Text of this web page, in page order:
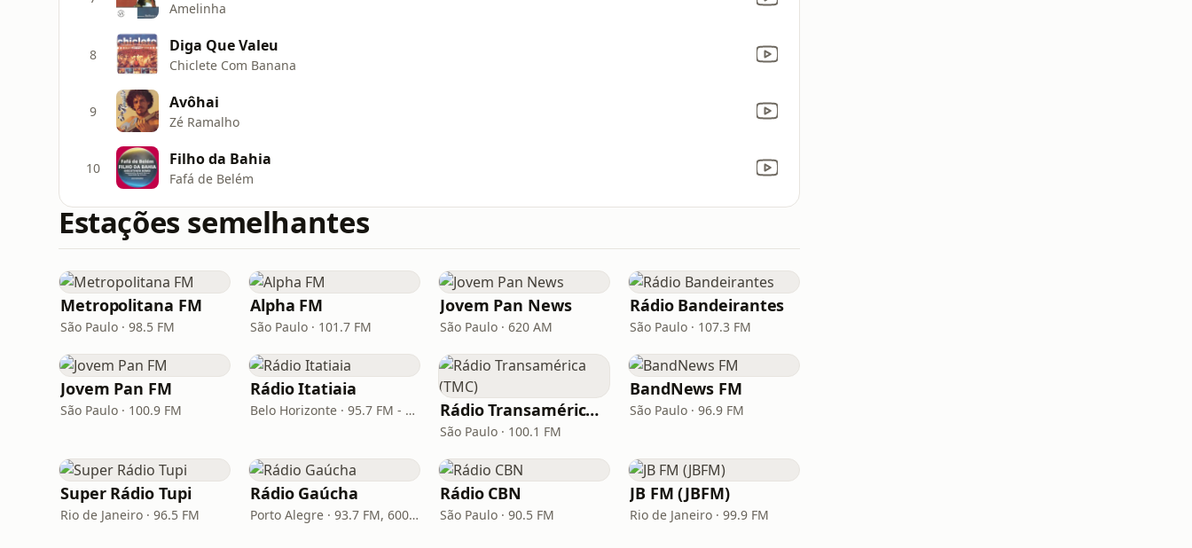
Amelinha
8 Diga Que Valeu
Chiclete Com Banana
9 Avôhai
Zé Ramalho
10 Filho da Bahia
Fafá de Belém
Estações semelhantes
Metropolitana FM
São Paulo · 98.5 FM
Alpha FM
São Paulo · 101.7 FM
Jovem Pan News
São Paulo · 620 AM
Rádio Bandeirantes
São Paulo · 107.3 FM
Jovem Pan FM
São Paulo · 100.9 FM
Rádio Itatiaia
Belo Horizonte · 95.7 FM - 610 AM Rádio Transamérica (TMC)
São Paulo · 100.1 FM
BandNews FM
São Paulo · 96.9 FM
Super Rádio Tupi
Rio de Janeiro · 96.5 FM
Rádio Gaúcha
Porto Alegre · 93.7 FM, 600 AM
Rádio CBN
São Paulo · 90.5 FM
JB FM (JBFM)
Rio de Janeiro · 99.9 FM